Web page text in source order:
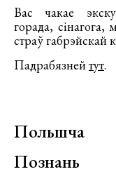
Вас чакае
горада, сінагога,
страў габрэйскай
Падрабязней тут.
Польшча
Познань